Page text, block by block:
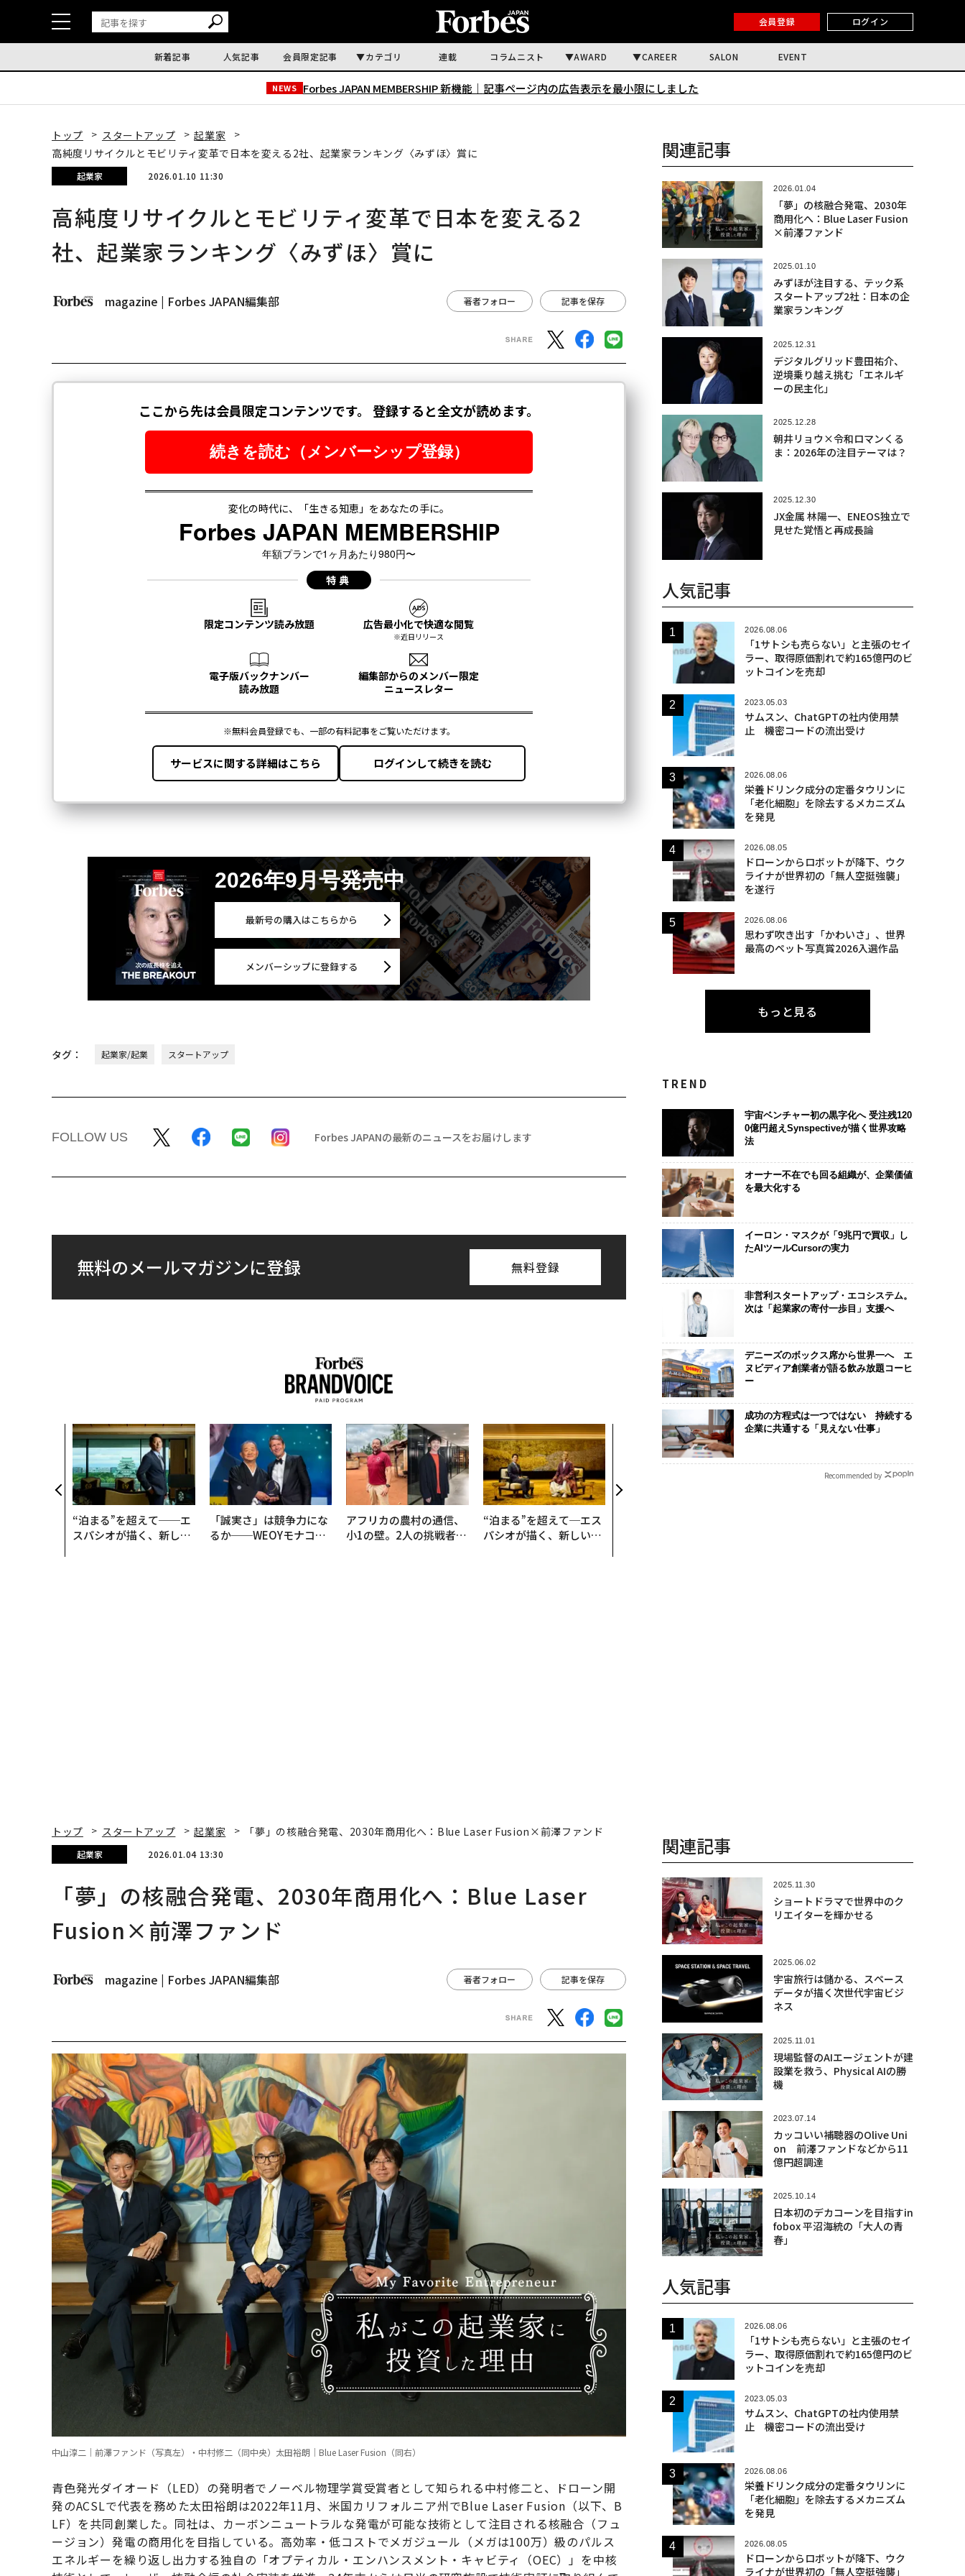
会員登録 ログイン
新着記事 人気記事 会員限定記事 カテゴリ 連載 コラムニスト AWARD CAREER SALON EVENT
NEWS Forbes JAPAN MEMBERSHIP 新機能｜ 記事ページ内の広告表示を最小限にしました
トップ スタートアップ
起業家
高純度リサイクルとモビリティ変革で日本を変える2社、起業家ランキング〈みずほ〉賞に
起業家 2026.01.10 11:30
高純度リサイクルとモビリティ変革で日本を変える2
社、起業家ランキング〈みずほ〉賞に
magazine | Forbes JAPAN編集部 著者フォロー 記事を保存
2026年9月号発売中
最新号の購入はこちらから
メンバーシップに登録する
タグ： 起業家/起業 スタートアップ
FOLLOW US Forbes JAPANの最新のニュースをお届けします
無料のメールマガジンに登録 無料登録
“泊まる”を超えて──エ
スパシオが描く、新しい
「誠実さ」は競争力にな
るか──WEOYモナコで
アフリカの農村の通信、
小1の壁。2人の挑戦者が
“泊まる”を超えて─エス
パシオが描く、新しい日
〜決断する人のAI〜AI時
代の金融パラダイムシフ
ト、「超個別化」の核心
【MUFG×ウェルスナビ
挑戦は個から始まり、共
QAIN JAPAN 特別座談会
─アサインの
関連記事
2026.01.04
「夢」の核融合発電、2030年
商用化へ：Blue Laser Fusion
×前澤ファンド
2025.01.10
みずほが注目する、テック系
スタートアップ2社：日本の企
業家ランキング
2025.12.31
デジタルグリッド豊田祐介、
逆境乗り越え挑む「エネルギ
ーの民主化」
2025.12.28
朝井リョウ×令和ロマンくる
ま：2026年の注目テーマは？
2025.12.30
JX金属 林陽一、ENEOS独立で
見せた覚悟と再成長論
人気記事
2026.08.06
「1サトシも売らない」と主張のセイ
ラー、取得原価割れで約165億円のビ
ットコインを売却
2023.05.03
サムスン、ChatGPTの社内使用禁
止 機密コードの流出受け
2026.08.06
栄養ドリンク成分の定番タウリンに
「老化細胞」を除去するメカニズム
を発見
2026.08.05
ドローンからロボットが降下、ウク
ライナが世界初の「無人空挺強襲」
を遂行
2026.08.06
思わず吹き出す「かわいさ」、世界
最高のペット写真賞2026入選作品
もっと見る
TREND
宇宙ベンチャー初の黒字化へ 受注残120
0億円超えSynspectiveが描く世界攻略
法
オーナー不在でも回る組織が、企業価値
を最大化する
イーロン・マスクが「9兆円で買収」し
たAIツールCursorの実力
非営利スタートアップ・エコシステム。
次は「起業家の寄付一歩目」支援へ
デニーズのボックス席から世界一へ エ
ヌビディア創業者が語る飲み放題コーヒ
ー
成功の方程式は一つではない 持続する
企業に共通する「見えない仕事」
Recommended by
トップ スタートアップ 起業家 「夢」の核融合発電、2030年商用化へ：Blue Laser Fusion×前澤ファンド
起業家 2026.01.04 13:30
「夢」の核融合発電、2030年商用化へ：Blue Laser
Fusion×前澤ファンド
magazine | Forbes JAPAN編集部 著者フォロー 記事を保存
中山淳二｜前澤ファンド（写真左）・中村修二（同中央）太田裕朗｜Blue Laser Fusion（同右）
青色発光ダイオード（LED）の発明者でノーベル物理学賞受賞者として知られる中村修二と、ドローン開
発のACSLで代表を務めた太田裕朗は2022年11月、米国カリフォルニア州でBlue Laser Fusion（以下、B
LF）を共同創業した。同社は、カーボンニュートラルな発電が可能な技術として注目される核融合（フュ
ージョン）発電の商用化を目指している。高効率・低コストでメガジュール（メガは100万）級のパルス
エネルギーを繰り返し出力する独自の「オプティカル・エンハンスメント・キャビティ（OEC）」を中核
関連記事
2025.11.30
ショートドラマで世界中のク
リエイターを輝かせる
2025.06.02
宇宙旅行は儲かる、スペース
データが描く次世代宇宙ビジ
ネス
2025.11.01
現場監督のAIエージェントが建
設業を救う、Physical AIの勝
機
2023.07.14
カッコいい補聴器のOlive Uni
on 前澤ファンドなどから11
億円超調達
2025.10.14
日本初のデカコーンを目指すin
fobox 平沼海統の「大人の青
春」
人気記事
2026.08.06
「1サトシも売らない」と主張のセイ
ラー、取得原価割れで約165億円のビ
ットコインを売却
2023.05.03
サムスン、ChatGPTの社内使用禁
止 機密コードの流出受け
2026.08.06
栄養ドリンク成分の定番タウリンに
「老化細胞」を除去するメカニズム
を発見
2026.08.05
ドローンからロボットが降下、ウク
ライナが世界初の「無人空挺強襲」